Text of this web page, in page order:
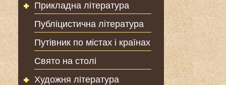
Прикладна література
Публіцистична література
Путівник по містах і країнах
Свято на столі
Художня література